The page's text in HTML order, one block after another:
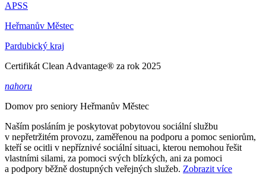
APSS
Heřmanův Městec
Pardubický kraj
Certifikát Clean Advantage® za rok 2025
nahoru
Domov pro seniory Heřmanův Městec
Naším posláním je poskytovat pobytovou sociální službu
v nepřetržitém provozu, zaměřenou na podporu a pomoc seniorům,
kteří se ocitli v nepříznivé sociální situaci, kterou nemohou řešit
vlastními silami, za pomoci svých blízkých, ani za pomoci
a podpory běžně dostupných veřejných služeb. Zobrazit více